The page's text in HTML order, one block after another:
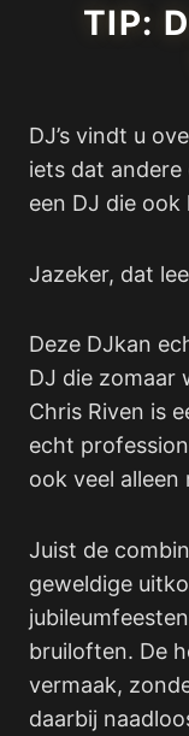
TIP:
DJ’s vindt u
iets dat andere
een DJ die ook
Jazeker, dat
Deze DJkan
DJ die zomaar
Chris Riven is
echt
ook veel alleen
Juist de
geweldige
bruiloften. De
vermaak,
daarbij